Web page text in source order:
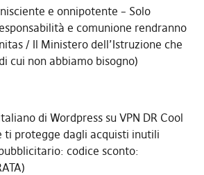
e onnipotente – Solo
e comunione rendranno
Il Ministero dell’Istruzione che
cui non abbiamo bisogno)
di Wordpresssu VPN DR Cool
ti protegge dagli acquisti inutili
codice sconto: